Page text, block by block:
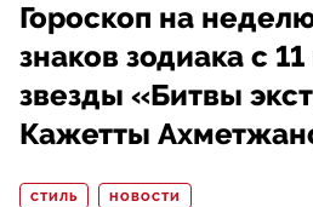
Гороскоп на
знаков зодиака с
звезды «Битвы
Кажетты
СТИЛЬ НОВОСТИ